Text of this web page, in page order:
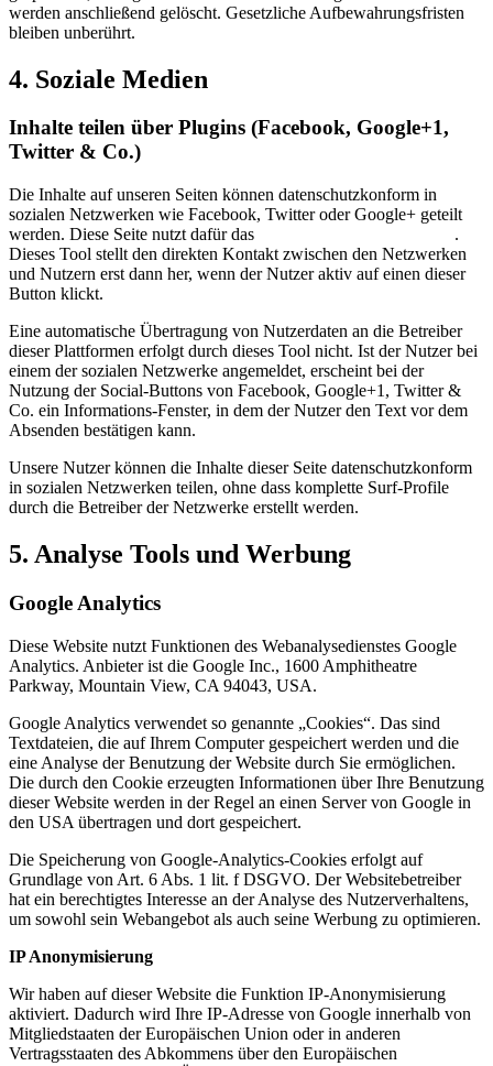
werden anschließend gelöscht. Gesetzliche Aufbewahrungsfristen
bleiben unberührt.
4. Soziale Medien
Inhalte teilen über Plugins (Facebook, Google+1,
Twitter & Co.)
Die Inhalte auf unseren Seiten können datenschutzkonform in
sozialen Netzwerken wie Facebook, Twitter oder Google+ geteilt
werden. Diese Seite nutzt dafür das
.
Dieses Tool stellt den direkten Kontakt zwischen den Netzwerken
und Nutzern erst dann her, wenn der Nutzer aktiv auf einen dieser
Button klickt.
Eine automatische Übertragung von Nutzerdaten an die Betreiber
dieser Plattformen erfolgt durch dieses Tool nicht. Ist der Nutzer bei
einem der sozialen Netzwerke angemeldet, erscheint bei der
Nutzung der Social-Buttons von Facebook, Google+1, Twitter &
Co. ein Informations-Fenster, in dem der Nutzer den Text vor dem
Absenden bestätigen kann.
Unsere Nutzer können die Inhalte dieser Seite datenschutzkonform
in sozialen Netzwerken teilen, ohne dass komplette Surf-Profile
durch die Betreiber der Netzwerke erstellt werden.
5. Analyse Tools und Werbung
Google Analytics
Diese Website nutzt Funktionen des Webanalysedienstes Google
Analytics. Anbieter ist die Google Inc., 1600 Amphitheatre
Parkway, Mountain View, CA 94043, USA.
Google Analytics verwendet so genannte „Cookies“. Das sind
Textdateien, die auf Ihrem Computer gespeichert werden und die
eine Analyse der Benutzung der Website durch Sie ermöglichen.
Die durch den Cookie erzeugten Informationen über Ihre Benutzung
dieser Website werden in der Regel an einen Server von Google in
den USA übertragen und dort gespeichert.
Die Speicherung von Google-Analytics-Cookies erfolgt auf
Grundlage von Art. 6 Abs. 1 lit. f DSGVO. Der Websitebetreiber
hat ein berechtigtes Interesse an der Analyse des Nutzerverhaltens,
um sowohl sein Webangebot als auch seine Werbung zu optimieren.
IP Anonymisierung
Wir haben auf dieser Website die Funktion IP-Anonymisierung
aktiviert. Dadurch wird Ihre IP-Adresse von Google innerhalb von
Mitgliedstaaten der Europäischen Union oder in anderen
Vertragsstaaten des Abkommens über den Europäischen